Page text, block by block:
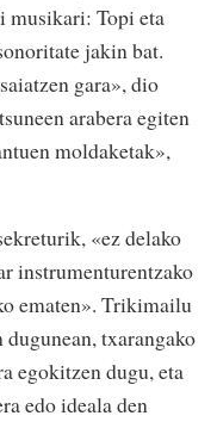
musikari: Topi eta
jakin bat.
gara», dio
arabera egiten
moldaketak»,
«ez delako
instrumenturentzako
ematen». Trikimailu
txarangako
egokitzen dugu, eta
edo ideala den